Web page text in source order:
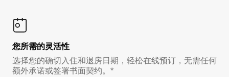
您所需的灵活性
选择您的确切入住和退房日期，轻松在线预订，无需任何
额外承诺或签署书面契约。*